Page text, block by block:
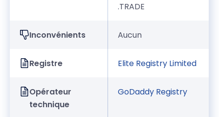
.TRADE
Inconvénients Aucun
Registre Elite Registry Limited
Opérateur
technique
GoDaddy Registry